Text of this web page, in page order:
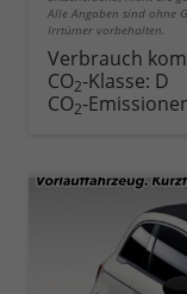
Alle Angaben sind ohne
Irrtümer vorbehalten.
Verbrauch
CO2-Klasse: D
CO2-